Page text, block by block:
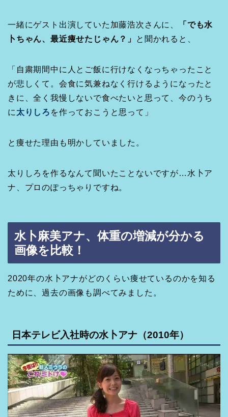
一緒にゲスト出演していた加藤浩次さんに、
「でも水
卜ちゃん、最近痩せたじゃん？」
と聞かれると、
「自粛期間中に人とご飯に行けなくなっちゃったこと
が悲しくて。会食に気兼ねなく行けるようになったと
きに、全く我慢しないで食べたいと思って、今のうち
に 太りしろ を作っておこうと思って」
と痩せた理由も明かしていました。
太りしろを作るなんて聞いたことないですが…水卜ア
ナ、プロのぽっちゃりですね。
水卜麻美アナ、体重の増減が分かる
画像を比較！
2020年の水卜アナがどのくらい痩せているのかを知る
ために、過去の画像も調べてみました。
日本テレビ入社時の水卜アナ（2010年）